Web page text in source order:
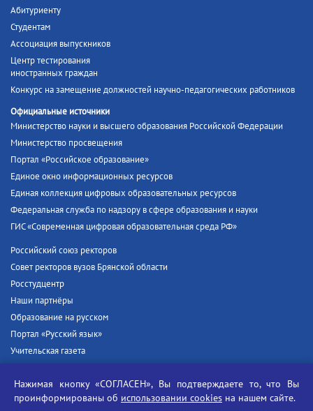
Абитуриенту
Студентам
Ассоциация выпускников
Центр тестирования
иностранных граждан
Конкурс на замещение должностей научно-педагогических работников
Официальные источники
Министерство науки и высшего образования Российской Федерации
Министерство просвещения
Портал «Российское образование»
Единое окно информационных ресурсов
Единая коллекция цифровых образовательных ресурсов
Федеральная служба по надзору в сфере образования и науки
ГИС «Современная цифровая образовательная среда РФ»
Российский союз ректоров
Совет ректоров вузов Брянской области
Росстудцентр
Наши партнёры
Образование на русском
Портал «Русский язык»
Учительская газета
Единый портал государственных услуг
Нажимая кнопку «СОГЛАСЕН», Вы подтверждаете то, что Вы
проинформированы об использовании cookies на нашем сайте.